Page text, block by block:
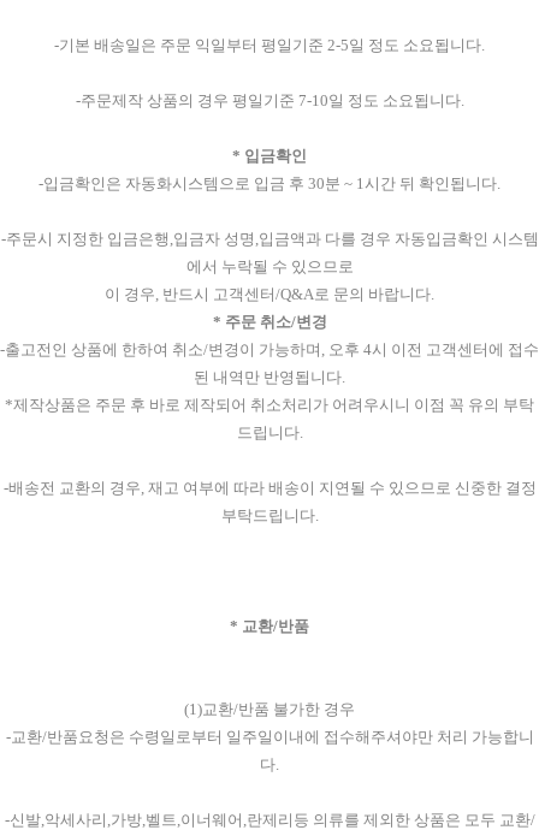
-기본 배송일은 주문 익일부터 평일기준 2-5일 정도 소요됩니다.
-주문제작 상품의 경우 평일기준 7-10일 정도 소요됩니다.
* 입금확인
-입금확인은 자동화시스템으로 입금 후 30분 ~ 1시간 뒤 확인됩니다.
-주문시 지정한 입금은행,입금자 성명,입금액과 다를 경우 자동입금확인 시스템
에서 누락될 수 있으므로
이 경우, 반드시 고객센터/Q&A로 문의 바랍니다.
* 주문 취소/변경
-출고전인 상품에 한하여 취소/변경이 가능하며, 오후 4시 이전 고객센터에 접수
된 내역만 반영됩니다.
*제작상품은 주문 후 바로 제작되어 취소처리가 어려우시니 이점 꼭 유의 부탁
드립니다.
-배송전 교환의 경우, 재고 여부에 따라 배송이 지연될 수 있으므로 신중한 결정
부탁드립니다.
* 교환/반품
(1)교환/반품 불가한 경우
-교환/반품요청은 수령일로부터 일주일이내에 접수해주셔야만 처리 가능합니
다.
-신발,악세사리,가방,벨트,이너웨어,란제리등 의류를 제외한 상품은 모두 교환/